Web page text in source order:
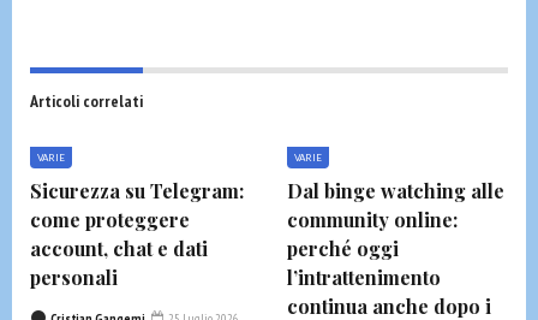
Articoli correlati
VARIE
Sicurezza su Telegram:
come proteggere
account, chat e dati
personali
VARIE
Dal binge watching alle
community online:
perché oggi
l’intrattenimento
continua anche dopo i